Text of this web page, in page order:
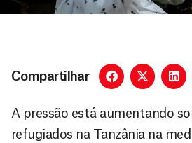
Compartilhar
A pressão está aumentando
refugiados na Tanzânia na